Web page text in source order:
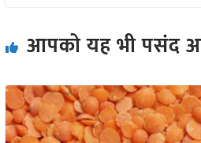
आपको यह भी पसंद